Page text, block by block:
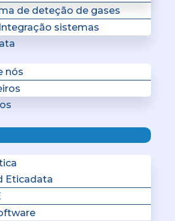
de deteção de gases
sistemas
nós
Eticadata